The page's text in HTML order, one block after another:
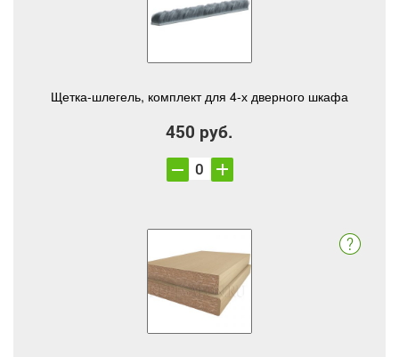
Щетка-шлегель, комплект для 4-х дверного шкафа
450 руб.